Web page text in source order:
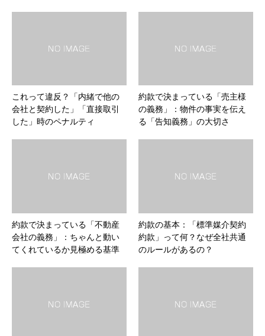
これって違反？「内緒で他の
会社と契約した」「直接取引
した」時のペナルティ
約款で決まっている「売主様
の義務」：物件の事実を伝え
る「告知義務」の大切さ
約款で決まっている「不動産
会社の義務」：ちゃんと動い
てくれているか見極める基準
約款の基本：「標準媒介契約
約款」って何？なぜ全社共通
のルールがあるの？